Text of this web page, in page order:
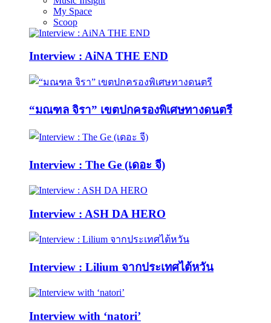
My Space
Scoop
Interview : AiNA THE END
“มณฑล จิรา” เขตปกครองพิเศษทางดนตรี
Interview : The Ge (เดอะ จี)
Interview : ASH DA HERO
Interview : Lilium จากประเทศไต้หวัน
Interview with ‘natori’